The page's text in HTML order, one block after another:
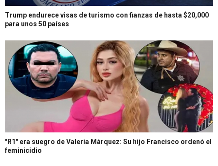
Trump endurece visas de turismo con fianzas de hasta $20,000
para unos 50 países
"R1" era suegro de Valeria Márquez: Su hijo Francisco ordenó el
feminicidio